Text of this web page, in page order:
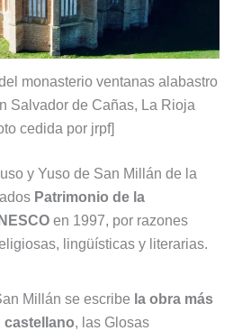
monasterio ventanas alabastro
Salvador de Cañas, La Rioja
cedida por jrpf]
y Yuso de San Millán de la
Patrimonio de la
en 1997, por razones
lingüísticas y literarias.
Millán se escribe la obra más
castellano, las Glosas